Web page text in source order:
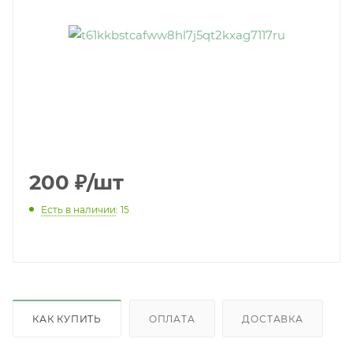
200 ₽/шт
Есть в наличии: 15
КАК КУПИТЬ ОПЛАТА ДОСТАВКА